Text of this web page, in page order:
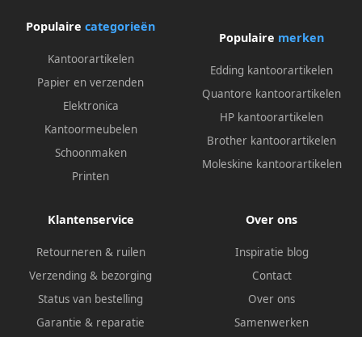
Populaire categorieën
Kantoorartikelen
Papier en verzenden
Elektronica
Kantoormeubelen
Schoonmaken
Printen
Populaire merken
Edding kantoorartikelen
Quantore kantoorartikelen
HP kantoorartikelen
Brother kantoorartikelen
Moleskine kantoorartikelen
Klantenservice
Retourneren & ruilen
Verzending & bezorging
Status van bestelling
Garantie & reparatie
Over ons
Inspiratie blog
Contact
Over ons
Samenwerken